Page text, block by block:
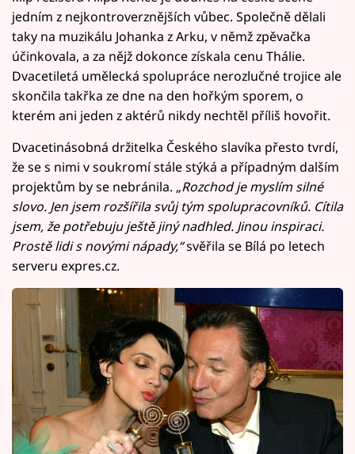
jedním z nejkontroverznějších vůbec. Společně dělali
taky na muzikálu Johanka z Arku, v němž zpěvačka
účinkovala, a za nějž dokonce získala cenu Thálie.
Dvacetiletá umělecká spolupráce nerozlučné trojice ale
skončila takřka ze dne na den hořkým sporem, o
kterém ani jeden z aktérů nikdy nechtěl příliš hovořit.
Dvacetinásobná držitelka Českého slavíka přesto tvrdí,
že se s nimi v soukromí stále stýká a případným dalším
projektům by se nebránila. „Rozchod je myslím silné
slovo. Jen jsem rozšířila svůj tým spolupracovníků. Cítila
jsem, že potřebuju ještě jiný nadhled. Jinou inspiraci.
Prostě lidi s novými nápady,“svěřila se Bílá po letech
serveru expres.cz.